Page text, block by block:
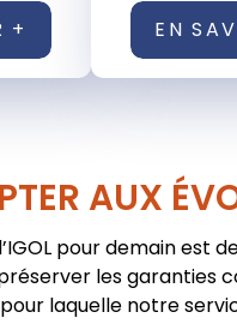
+ EN
AUX
pour demain est
les garanties
laquelle notre